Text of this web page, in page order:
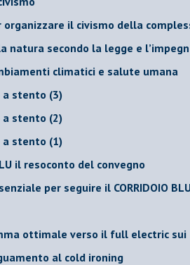
organizzare il civismo della
natura secondo la legge e
climatici e salute umana
stento (3)
stento (2)
stento (1)
il resoconto del convegno
per seguire il CORRIDOIO
ottimale verso il full electric
al cold ironing